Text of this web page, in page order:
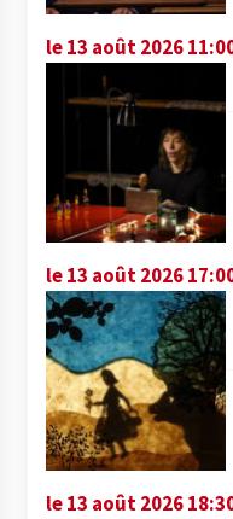
le 13 août 2026
le 13 août 2026
le 13 août 2026